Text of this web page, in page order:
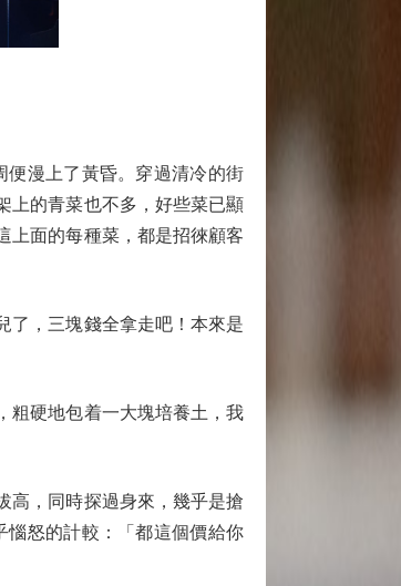
漫上了黃昏。穿過清冷的街
上的青菜也不多，好些菜已顯
上面的每種菜，都是招徠顧客
，三塊錢全拿走吧！本來是
硬地包着一大塊培養土，我
，同時探過身來，幾乎是搶
惱怒的計較：「都這個價給你